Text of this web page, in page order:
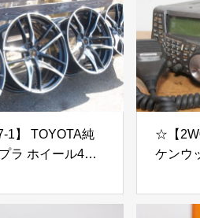
1】 TOYOTA純
ラ ホイール4本
☆【
ケンウ
2000V